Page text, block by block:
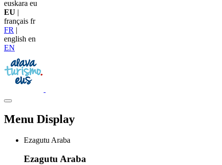
euskara eu
EU |
français fr
FR |
english en
EN
Menu Display
Ezagutu Araba
Ezagutu Araba